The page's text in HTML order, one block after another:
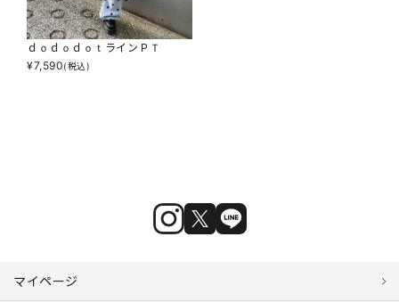
ｄｏｄｏｄｏｔラインＰＴ
¥7,590(税込)
マイページ